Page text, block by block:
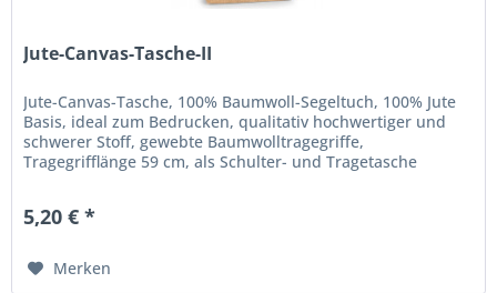
Jute-Canvas-Tasche-II
Jute-Canvas-Tasche, 100% Baumwoll-Segeltuch, 100% Jute
Basis, ideal zum Bedrucken, qualitativ hochwertiger und
schwerer Stoff, gewebte Baumwolltragegriffe,
Tragegrifflänge 59 cm, als Schulter- und Tragetasche
5,20 € *
Merken